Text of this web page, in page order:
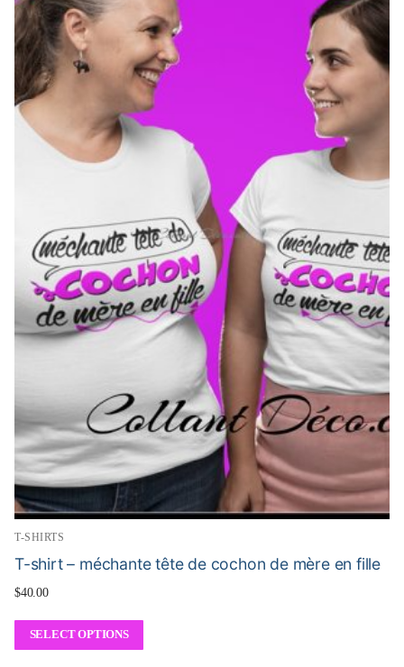
T-SHIRTS
T-shirt – méchante tête de cochon de mère en fille
$40.00
SELECT OPTIONS